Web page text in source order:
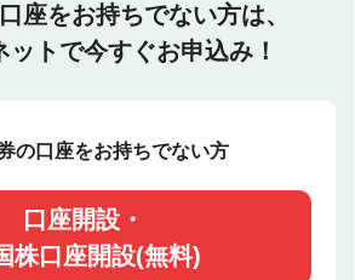
座をお持ちでない方は、
ットで今すぐお申込み！
の口座をお持ちでない方
口座開設・
株口座開設(無料)